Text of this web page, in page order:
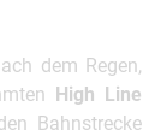
dem Regen,
High Line
Bahnstrecke